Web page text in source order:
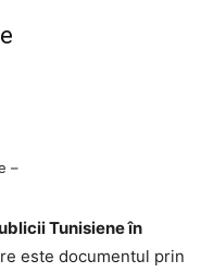
–
Tunisiene în
este documentul prin